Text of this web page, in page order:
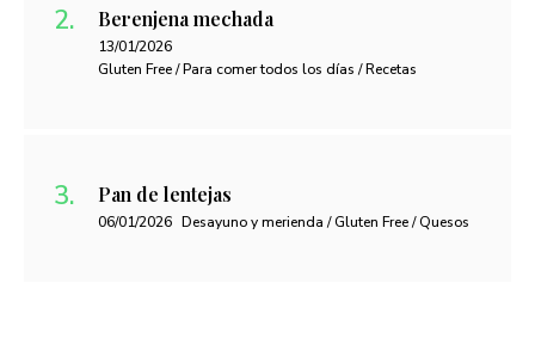
Berenjena mechada
13/01/2026
Gluten Free / Para comer todos los días / Recetas
Pan de lentejas
06/01/2026 Desayuno y merienda / Gluten Free / Quesos